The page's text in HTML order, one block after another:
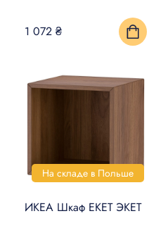
1 072 ₴
На складе в Польше
ИКЕА Шкаф EKET ЭКЕТ